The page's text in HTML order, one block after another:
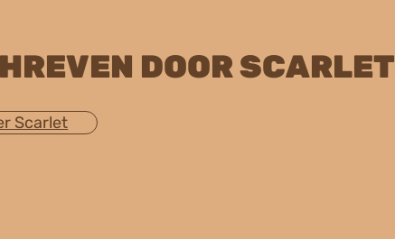
DOOR SCARLET
Scarlet